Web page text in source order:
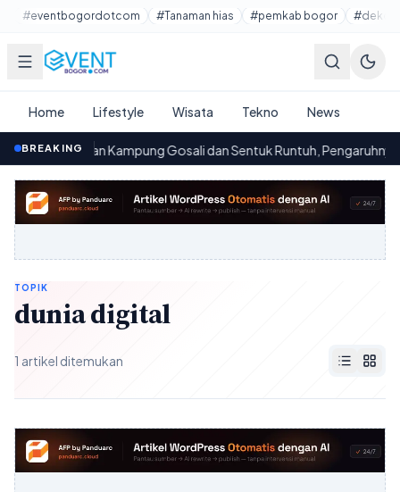
Lewati ke konten utama
#eventbogordotcom #Tanaman hias #pemkab bogor
Home Lifestyle Wisata Tekno News
BREAKING
00.08Jembatan Kampung Gosali dan Sentuk Runtuh, Pengaruhnya
TOPIK
dunia digital
1 artikel ditemukan